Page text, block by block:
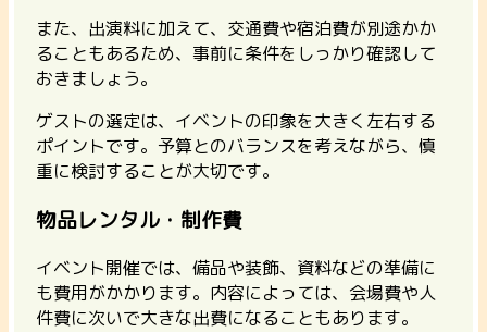
また、 出演料に加えて、交通費や宿泊費が別途かか
ることもあるため、事前に条件をしっかり確認して
おきましょう。
ゲストの選定は、イベントの印象を大きく左右する
ポイントです。予算とのバランスを考えながら、慎
重に検討することが大切です。
物品レンタル・制作費
イベント開催では、備品や装飾、資料などの準備に
も費用がかかります。内容によっては、会場費や人
件費に次いで大きな出費になることもあります。